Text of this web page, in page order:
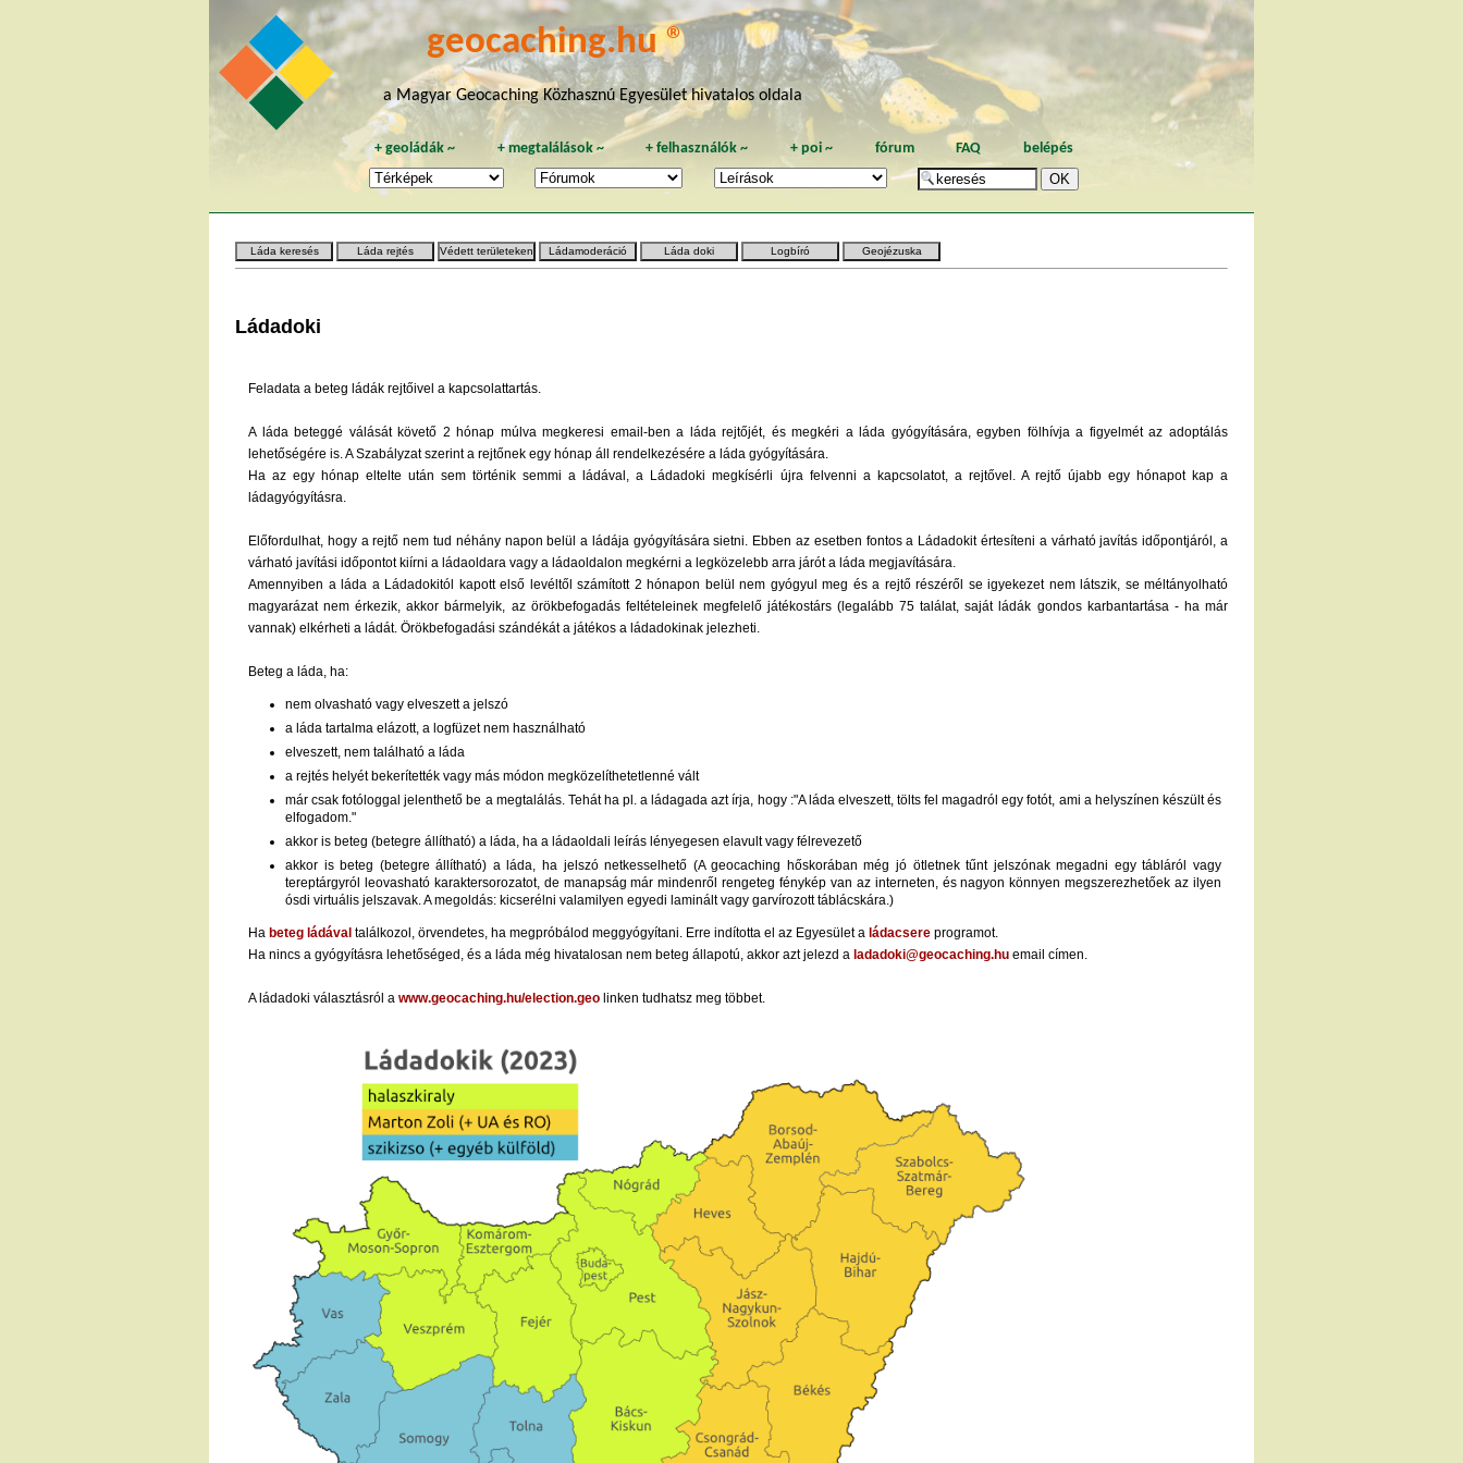
geocaching.hu ®
a Magyar Geocaching Közhasznú Egyesület hivatalos oldala
+geoládák ~ +megtalálások~ +felhasználók ~ + poi~ fórum FAQ belépés
Láda keresés Láda rejtés Védett területeken Ládamoderáció Láda doki Logbíró Geojézuska
Ládadoki
Feladata a beteg ládák rejtőivel a kapcsolattartás.
A láda beteggé válását követő 2 hónap múlva megkeresi email-ben a láda rejtőjét, és megkéri a láda gyógyítására, egyben fölhívja a figyelmét az adoptálás
lehetőségére is. A Szabályzat szerint a rejtőnek egy hónap áll rendelkezésére a láda gyógyítására.
Ha az egy hónap eltelte után sem történik semmi a ládával, a Ládadoki megkísérli újra felvenni a kapcsolatot, a rejtővel. A rejtő újabb egy hónapot kap a
ládagyógyításra.
Előfordulhat, hogy a rejtő nem tud néhány napon belül a ládája gyógyítására sietni. Ebben az esetben fontos a Ládadokit értesíteni a várható javítás időpontjáról, a
várható javítási időpontot kiírni a ládaoldara vagy a ládaoldalon megkérni a legközelebb arra járót a láda megjavítására.
Amennyiben a láda a Ládadokitól kapott első levéltől számított 2 hónapon belül nem gyógyul meg és a rejtő részéről se igyekezet nem látszik, se méltányolható
magyarázat nem érkezik, akkor bármelyik, az örökbefogadás feltételeinek megfelelő játékostárs (legalább 75 találat, saját ládák gondos karbantartása - ha már
vannak) elkérheti a ládát. Örökbefogadási szándékát a játékos a ládadokinak jelezheti.
Beteg a láda, ha:
nem olvasható vagy elveszett a jelszó
a láda tartalma elázott, a logfüzet nem használható
elveszett, nem található a láda
a rejtés helyét bekerítették vagy más módon megközelíthetetlenné vált
már csak fotóloggal jelenthető be a megtalálás. Tehát ha pl. a ládagada azt írja, hogy :"A láda elveszett, tölts fel magadról egy fotót, ami a helyszínen készült és
elfogadom."
akkor is beteg (betegre állítható) a láda, ha a ládaoldali leírás lényegesen elavult vagy félrevezető
akkor is beteg (betegre állítható) a láda, ha jelszó netkesselhető (A geocaching hőskorában még jó ötletnek tűnt jelszónak megadni egy tábláról vagy
tereptárgyról leovasható karaktersorozatot, de manapság már mindenről rengeteg fénykép van az interneten, és nagyon könnyen megszerezhetőek az ilyen
ósdi virtuális jelszavak. A megoldás: kicserélni valamilyen egyedi laminált vagy garvírozott táblácskára.)
Ha beteg ládával találkozol, örvendetes, ha megpróbálod meggyógyítani. Erre indította el az Egyesület a ládacsere programot.
Ha nincs a gyógyításra lehetőséged, és a láda még hivatalosan nem beteg állapotú, akkor azt jelezd a ladadoki@geocaching.hu email címen.
A ládadoki választásról a www.geocaching.hu/election.geo linken tudhatsz meg többet.